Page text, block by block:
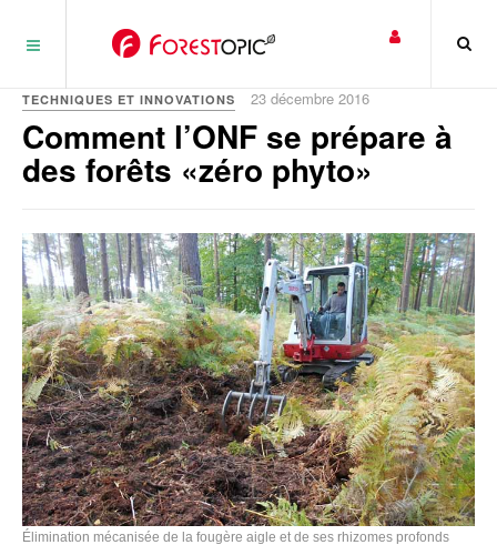
TECHNIQUES ET INNOVATIONS 23 décembre 2016
Comment l’ONF se prépare à
des forêts «zéro phyto»
Élimination mécanisée de la fougère aigle et de ses rhizomes profonds